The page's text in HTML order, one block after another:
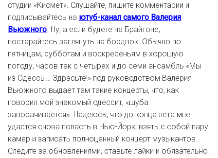
студии «Кисмет». Слушайте, пишите комментарии и
подписывайтесь на ютуб-канал самого Валерия
Вьюжного. Ну, а если будете на Брайтоне,
постарайтесь заглянуть на бордвок. Обычно по
пятницам, субботам и воскресеньям в хорошую
погоду, часов так с четырех и до семи ансамбль «Мы
из Одессы… Здрасьте!» под руководством Валерия
Вьюжного выдает там такие концерты, что, как
говорил мой знакомый одессит, «шуба
заворачивается». Надеюсь, что до конца лета мне
удастся снова попасть в Нью-Йорк, взять с собой пару
камер и записать полноценный концерт музыкантов.
Следите за обновлениями, ставьте лайки и обязательно